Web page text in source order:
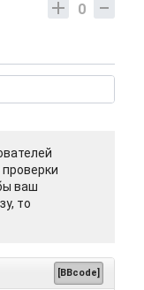
0
ваш
то
[BBcode]